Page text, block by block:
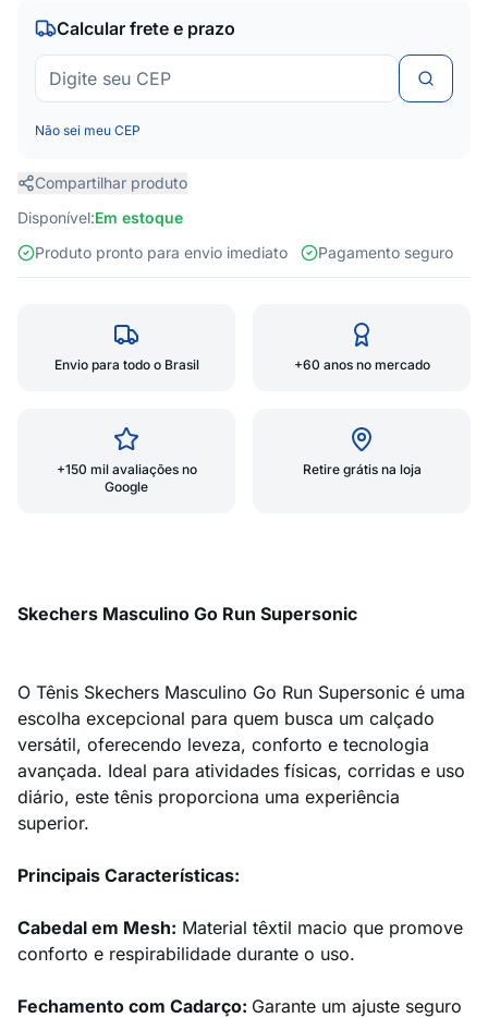
Calcular frete e prazo
Não sei meu CEP
Compartilhar produto
Disponível:Em estoque
Produto pronto para envio imediato
Pagamento seguro
Envio para todo o Brasil +60 anos no mercado
+150 mil avaliações no
Google
Retire grátis na loja
Skechers Masculino Go Run Supersonic
O Tênis Skechers Masculino Go Run Supersonic é uma
escolha excepcional para quem busca um calçado
versátil, oferecendo leveza, conforto e tecnologia
avançada. Ideal para atividades físicas, corridas e uso
diário, este tênis proporciona uma experiência
superior.
Principais Características:
Cabedal em Mesh: Material têxtil macio que promove
conforto e respirabilidade durante o uso.
Fechamento com Cadarço: Garante um ajuste seguro